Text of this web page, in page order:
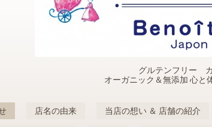
グルテンフリー
オーガニック＆無添加 心と
店名の由来 当店の想い ＆ 店舗の紹介